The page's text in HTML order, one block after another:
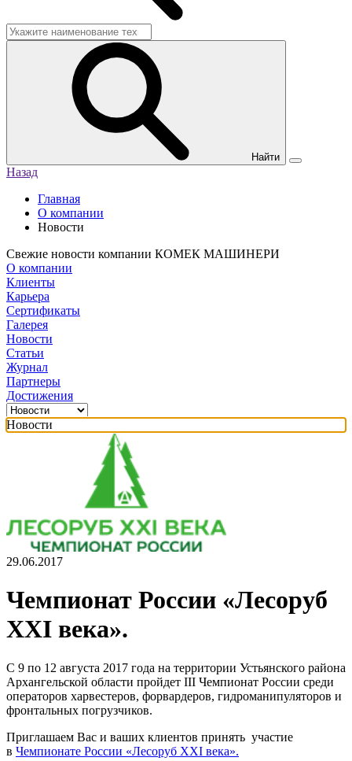
Найти
Назад
Главная
О компании
Новости
Свежие новости компании КОМЕК МАШИНЕРИ
О компании
Клиенты
Карьера
Сертификаты
Галерея
Новости
Статьи
Журнал
Партнеры
Достижения
Новости
29.06.2017
Чемпионат России «Лесоруб
XXI века».
С 9 по 12 августа 2017 года на территории Устьянского района
Архангельской области пройдет III Чемпионат России среди
операторов харвестеров, форвардеров, гидроманипуляторов и
фронтальных погрузчиков.
Приглашаем Вас и ваших клиентов принять участие
в Чемпионате России «Лесоруб XXI века».